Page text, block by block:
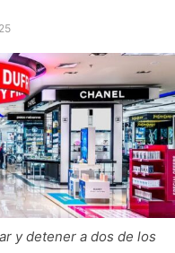
y detener a dos de los